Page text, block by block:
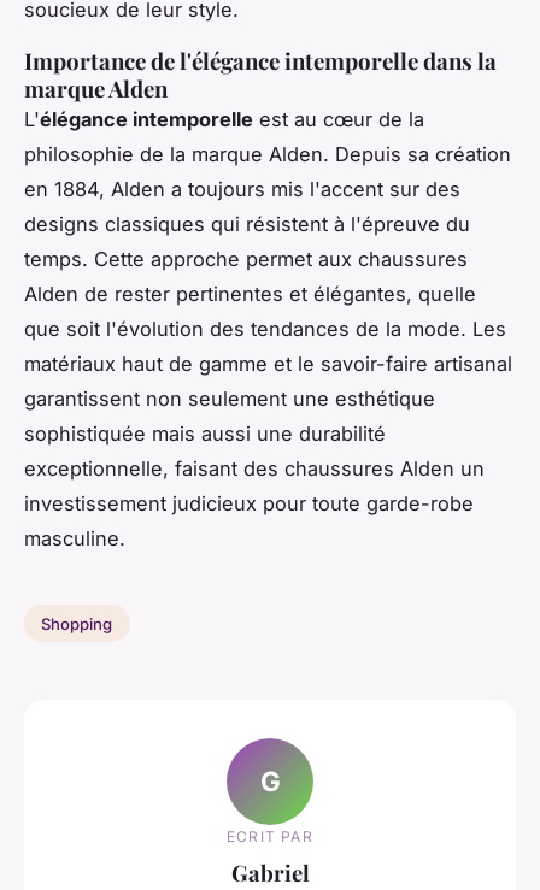
soucieux de leur style.
Importance de l'élégance intemporelle dans la
marque Alden
L'élégance intemporelle est au cœur de la
philosophie de la marque Alden. Depuis sa création
en 1884, Alden a toujours mis l'accent sur des
designs classiques qui résistent à l'épreuve du
temps. Cette approche permet aux chaussures
Alden de rester pertinentes et élégantes, quelle
que soit l'évolution des tendances de la mode. Les
matériaux haut de gamme et le savoir-faire artisanal
garantissent non seulement une esthétique
sophistiquée mais aussi une durabilité
exceptionnelle, faisant des chaussures Alden un
investissement judicieux pour toute garde-robe
masculine.
Shopping
G
ECRIT PAR
Gabriel